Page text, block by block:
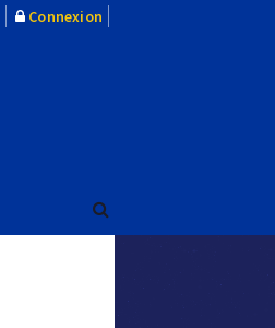
Connexion